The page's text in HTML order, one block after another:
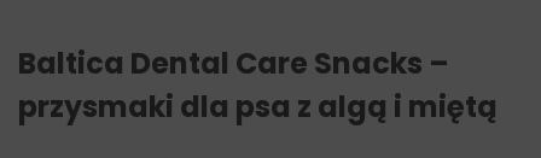
Baltica Dental Care Snacks –
przysmaki dla psa z algą i miętą